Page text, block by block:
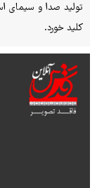
تولید صدا و سیمای
کلید خورد.